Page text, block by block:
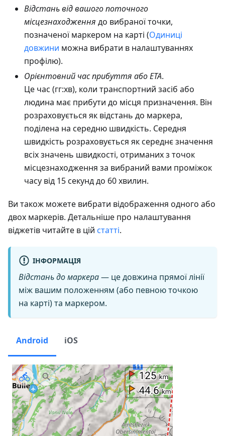
Відстань від вашого поточного
місцезнаходження до вибраної точки,
позначеної маркером на карті (Одиниці
довжини можна вибрати в налаштуваннях
профілю).
Орієнтовний час прибуття або ETA.
Це час (гг:хв), коли транспортний засіб або
людина має прибути до місця призначення. Він
розраховується як відстань до маркера,
поділена на середню швидкість. Середня
швидкість розраховується як середнє значення
всіх значень швидкості, отриманих з точок
місцезнаходження за вибраний вами проміжок
часу від 15 секунд до 60 хвилин.
Ви також можете вибрати відображення одного або
двох маркерів. Детальніше про налаштування
віджетів читайте в цій статті.
ІНФОРМАЦІЯ
Відстань до маркера— це довжина прямої лінії
між вашим положенням (або певною точкою
на карті) та маркером.
Android iOS